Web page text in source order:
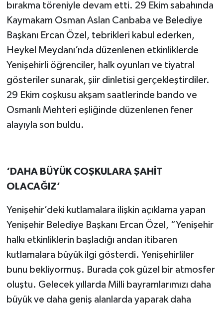
bırakma töreniyle devam etti. 29 Ekim sabahında
Kaymakam Osman Aslan Canbaba ve Belediye
Başkanı Ercan Özel, tebrikleri kabul ederken,
Heykel Meydanı’nda düzenlenen etkinliklerde
Yenişehirli öğrenciler, halk oyunları ve tiyatral
gösteriler sunarak, şiir dinletisi gerçekleştirdiler.
29 Ekim coşkusu akşam saatlerinde bando ve
Osmanlı Mehteri eşliğinde düzenlenen fener
alayıyla son buldu.
‘DAHA BÜYÜK COŞKULARA ŞAHİT
OLACAĞIZ’
Yenişehir’deki kutlamalara ilişkin açıklama yapan
Yenişehir Belediye Başkanı Ercan Özel, “Yenişehir
halkı etkinliklerin başladığı andan itibaren
kutlamalara büyük ilgi gösterdi. Yenişehirliler
bunu bekliyormuş. Burada çok güzel bir atmosfer
oluştu. Gelecek yıllarda Milli bayramlarımızı daha
büyük ve daha geniş alanlarda yaparak daha